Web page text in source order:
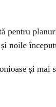
pentru
noile
și mai